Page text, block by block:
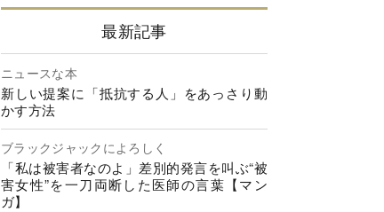
最新記事
ニュースな本
新しい提案に「抵抗する人」をあっさり動
かす方法
ブラックジャックによろしく
「私は被害者なのよ」差別的発言を叫ぶ“被
害女性”を一刀両断した医師の言葉【マン
ガ】